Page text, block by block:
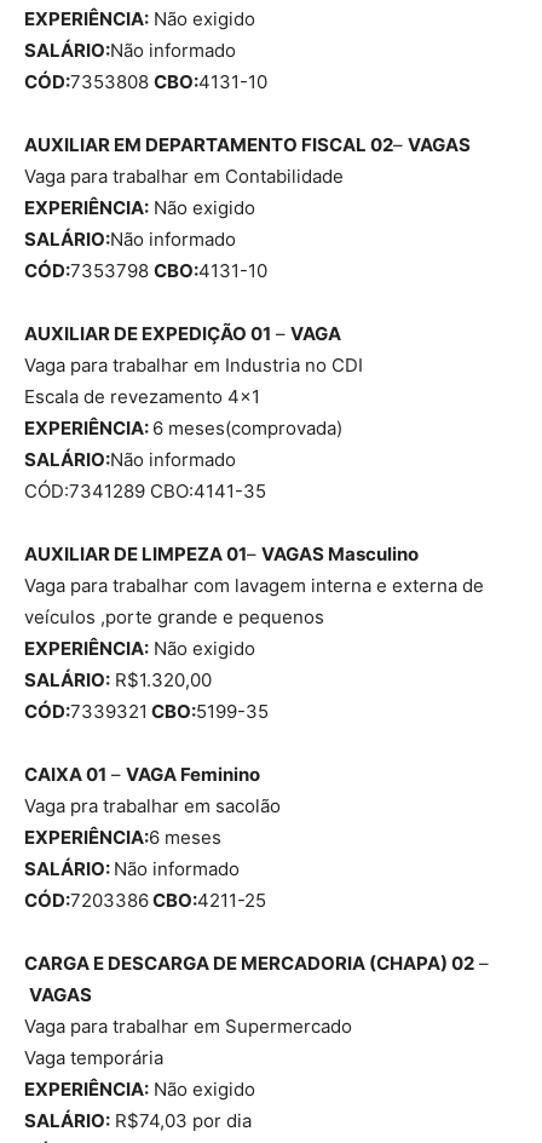
EXPERIÊNCIA: Não exigido
SALÁRIO:Não informado
CÓD:7353808 CBO:4131-10
AUXILIAR EM DEPARTAMENTO FISCAL 02– VAGAS
Vaga para trabalhar em Contabilidade
EXPERIÊNCIA: Não exigido
SALÁRIO:Não informado
CÓD:7353798 CBO:4131-10
AUXILIAR DE EXPEDIÇÃO 01 – VAGA
Vaga para trabalhar em Industria no CDI
Escala de revezamento 4×1
EXPERIÊNCIA: 6 meses(comprovada)
SALÁRIO:Não informado
CÓD:7341289 CBO:4141-35
AUXILIAR DE LIMPEZA 01– VAGAS Masculino
Vaga para trabalhar com lavagem interna e externa de
veículos ,porte grande e pequenos
EXPERIÊNCIA: Não exigido
SALÁRIO: R$1.320,00
CÓD:7339321 CBO:5199-35
CAIXA 01 – VAGA Feminino
Vaga pra trabalhar em sacolão
EXPERIÊNCIA:6 meses
SALÁRIO: Não informado
CÓD:7203386CBO:4211-25
CARGA E DESCARGA DE MERCADORIA (CHAPA) 02 –
VAGAS
Vaga para trabalhar em Supermercado
Vaga temporária
EXPERIÊNCIA: Não exigido
SALÁRIO: R$74,03 por dia